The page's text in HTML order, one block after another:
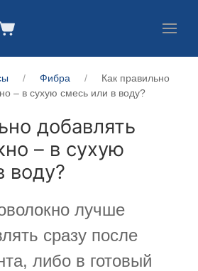
Фибра
Как правильно
– в сухую смесь или в воду?
добавлять
– в сухую
воду?
лучше
сразу после
либо в готовый